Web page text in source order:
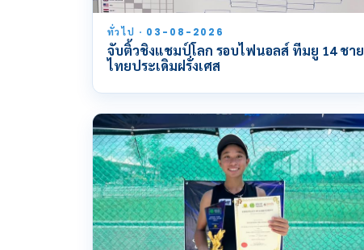
ทั่วไป · 03-08-2026
จับติ้วชิงแชมป์โลก รอบไฟนอลส์ ทีมยู 14 ชาย
ไทยประเดิมฝรั่งเศส